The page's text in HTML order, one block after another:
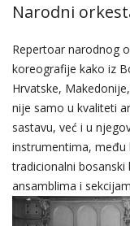
Narodni
Repertoar narodnog
koreografije kako iz
Hrvatske,
nije samo u kvaliteti
sastavu, već i u
instrumentima, među
tradicionalni
ansamblima i